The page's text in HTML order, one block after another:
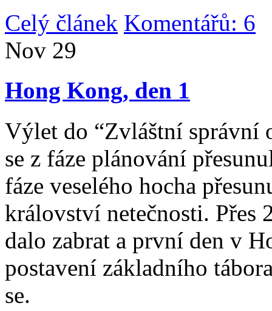
Celý článek Komentářů: 6
Nov 29
Hong Kong, den 1
Výlet do “Zvláštní správní
se z fáze plánování
fáze veselého hocha
království netečnosti. Přes
dalo zabrat a první den v
postavení základního
se.